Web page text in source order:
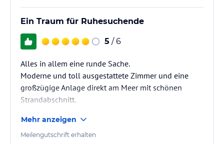
Ein Traum für Ruhesuchende
5 / 6
Alles in allem eine runde Sache.
Moderne und toll ausgestattete Zimmer und eine
großzügige Anlage direkt am Meer mit schönen
Strandabschnitt.
zuvorkommend.
Mehr anzeigen
Meilengutschrift erhalten